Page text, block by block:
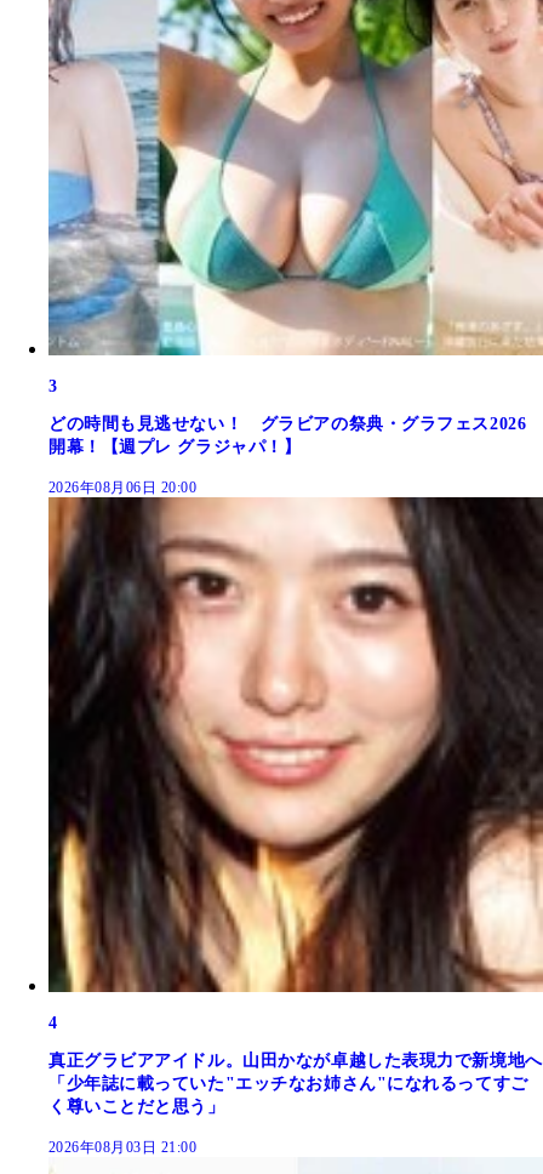
3
どの時間も見逃せない！ グラビアの祭典・グラフェス2026
開幕！【週プレ グラジャパ！】
2026年08月06日 20:00
4
真正グラビアアイドル。山田かなが卓越した表現力で新境地へ
「少年誌に載っていた"エッチなお姉さん"になれるってすご
く尊いことだと思う」
2026年08月03日 21:00